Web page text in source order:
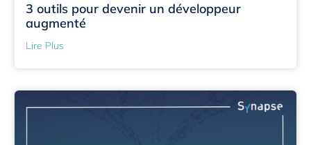
3 outils pour devenir un développeur
augmenté
Lire Plus